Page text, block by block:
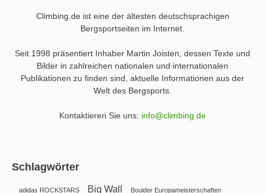
Climbing.de ist eine der ältesten deutschsprachigen
Bergsportseiten im Internet.
Seit 1998 präsentiert Inhaber Martin Joisten, dessen Texte und
Bilder in zahlreichen nationalen und internationalen
Publikationen zu finden sind, aktuelle Informationen aus der
Welt des Bergsports.
Kontaktieren Sie uns: info@climbing.de
Schlagwörter
adidas ROCKSTARS Big Wall Boulder Europameisterschaften